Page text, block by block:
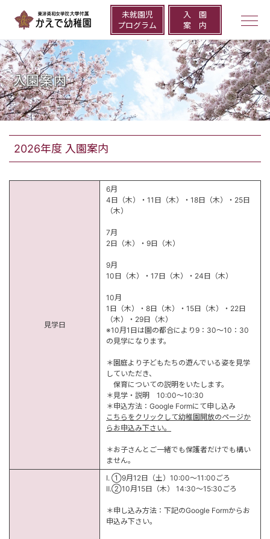
未就園児
プログラム
⼊ 園
案 内
入園案内
2026年度 入園案内
見学日
6月
4日（木）・11日（木）・18日（木）・25日
（木）
7月
2日（木）・9日（木）
9月
10日（木）・17日（木）・24日（木）
10月
1日（木）・8日（木）・15日（木）・22日
（木）・29日（木）
※10月1日は園の都合により9：30～10：30
の見学になります。
＊園庭より子どもたちの遊んでいる姿を見学
していただき、
保育についての説明をいたします。
＊見学・説明 10:00～10:30
＊申込方法：Google Formにて申し込み
こちらをクリックして幼稚園開放のページか
らお申込み下さい。
＊お子さんとご一緒でも保護者だけでも構い
ません。
Ⅰ. ①9月12日（土）10:00～11:00ごろ
Ⅱ.②10月15日（木） 14:30～15:30ごろ
＊申し込み方法：下記のGoogle Formからお
申込み下さい。